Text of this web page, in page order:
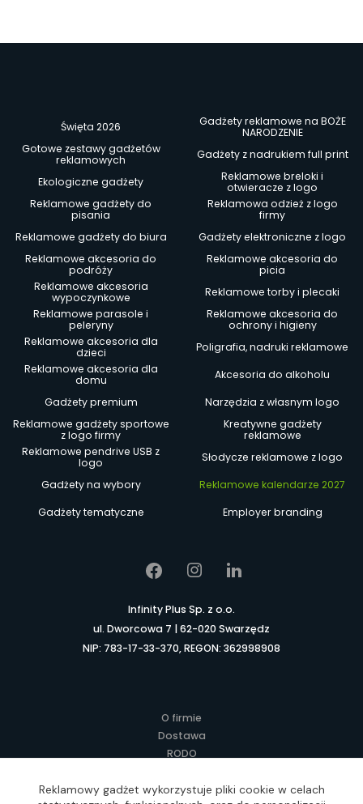
Święta 2026
Gadżety reklamowe na BOŻE
NARODZENIE
Gotowe zestawy gadżetów
reklamowych
Gadżety z nadrukiem full print
Ekologiczne gadżety
Reklamowe breloki i
otwieracze z logo
Reklamowe gadżety do
pisania
Reklamowa odzież z logo
firmy
Reklamowe gadżety do biura
Gadżety elektroniczne z logo
Reklamowe akcesoria do
podróży
Reklamowe akcesoria do
picia
Reklamowe akcesoria
wypoczynkowe
Reklamowe torby i plecaki
Reklamowe parasole i
peleryny
Reklamowe akcesoria do
ochrony i higieny
Reklamowe akcesoria dla
dzieci
Poligrafia, nadruki reklamowe
Reklamowe akcesoria dla
domu
Akcesoria do alkoholu
Gadżety premium
Narzędzia z własnym logo
Reklamowe gadżety sportowe
z logo firmy
Kreatywne gadżety
reklamowe
Reklamowe pendrive USB z
logo
Słodycze reklamowe z logo
Gadżety na wybory
Reklamowe kalendarze 2027
Gadżety tematyczne
Employer branding
Infinity Plus Sp. z o.o.
ul. Dworcowa 7 | 62-020 Swarzędz
NIP: 783-17-33-370, REGON: 362998908
O firmie
Dostawa
RODO
Regulamin
Reklamowy gadżet wykorzystuje pliki cookie w celach